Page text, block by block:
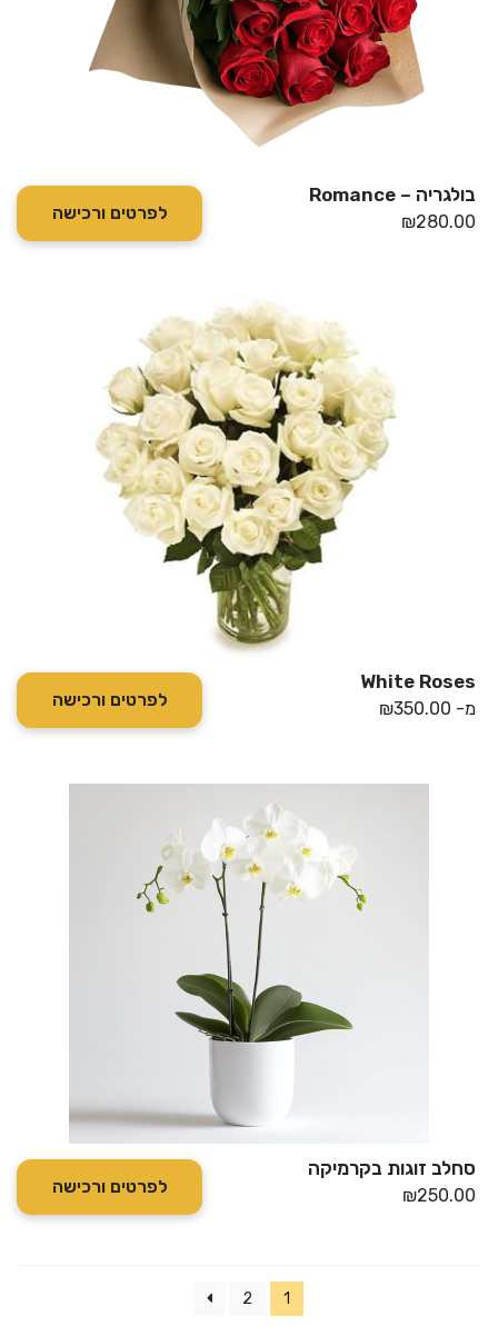
בולגריה – Romance
₪280.00 לפרטים ורכישה
White Roses
מ- ₪350.00 לפרטים ורכישה
סחלב זוגות בקרמיקה
₪250.00 לפרטים ורכישה
1
2